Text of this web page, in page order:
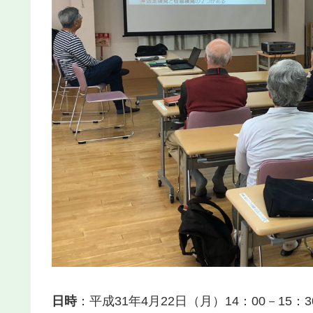
日時：平成31年4月22日（月）14：00－15：